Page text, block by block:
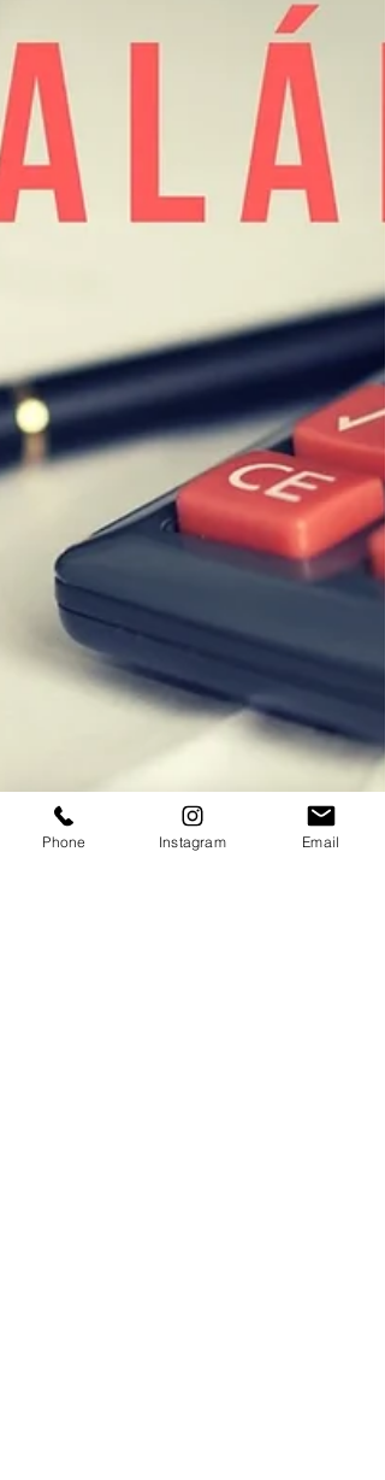
as mesmas práticas?
O ano está quase virando, daqui a pouco
estaremos em 2019. Toda virada de ano leva
pessoas a produzirem naturalmente alguns...
Phone Instagram Email